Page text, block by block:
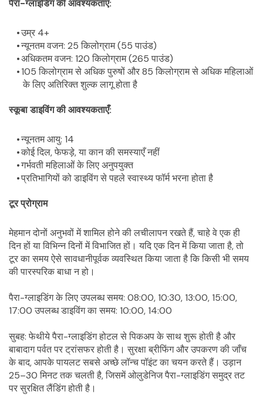
पैरा-ग्लाइडिंग की आवश्यकताएँ:
उम्र 4+
न्यूनतम वजन: 25 किलोग्राम (55 पाउंड)
अधिकतम वजन: 120 किलोग्राम (265 पाउंड)
105 किलोग्राम से अधिक पुरुषों और 85 किलोग्राम से अधिक महिलाओं
के लिए अतिरिक्त शुल्क लागू होता है
स्कूबा डाइविंग की आवश्यकताएँ:
न्यूनतम आयु: 14
कोई दिल, फेफड़े, या कान की समस्याएँ नहीं
गर्भवती महिलाओं के लिए अनुपयुक्त
प्रतिभागियों को डाइविंग से पहले स्वास्थ्य फॉर्म भरना होता है
टूर प्रोग्राम
मेहमान दोनों अनुभवों में शामिल होने की लचीलापन रखते हैं, चाहे वे एक ही
दिन हों या विभिन्न दिनों में विभाजित हों। यदि एक दिन में किया जाता है, तो
टूर का समय ऐसे सावधानीपूर्वक व्यवस्थित किया जाता है कि किसी भी समय
की पारस्परिक बाधा न हो।
पैरा-ग्लाइडिंग के लिए उपलब्ध समय: 08:00, 10:30, 13:00, 15:00,
17:00 उपलब्ध डाइविंग का समय: 10:00, 14:00
सुबह: फेथीये पैरा-ग्लाइडिंग होटल से पिकअप के साथ शुरू होती है और
बाबादाग पर्वत पर ट्रांसफर होती है। सुरक्षा ब्रीफिंग और उपकरण की जाँच
के बाद, आपके पायलट सबसे अच्छे लॉन्च पॉइंट का चयन करते हैं। उड़ान
25–30 मिनट तक चलती है, जिसमें ओलुडेनिज पैरा-ग्लाइडिंग समुद्र तट
पर सुरक्षित लैंडिंग होती है।